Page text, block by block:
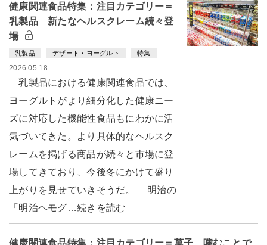
健康関連食品特集：注目カテゴリー＝
乳製品 新たなヘルスクレーム続々登
場
乳製品 デザート・ヨーグルト 特集
2026.05.18
乳製品における健康関連食品では、
ヨーグルトがより細分化した健康ニー
ズに対応した機能性食品もにわかに活
気づいてきた。より具体的なヘルスク
レームを掲げる商品が続々と市場に登
場してきており、今後冬にかけて盛り
上がりを見せていきそうだ。 明治の
「明治ヘモグ…続きを読む
健康関連食品特集：注目カテゴリー＝菓子 噛むことで